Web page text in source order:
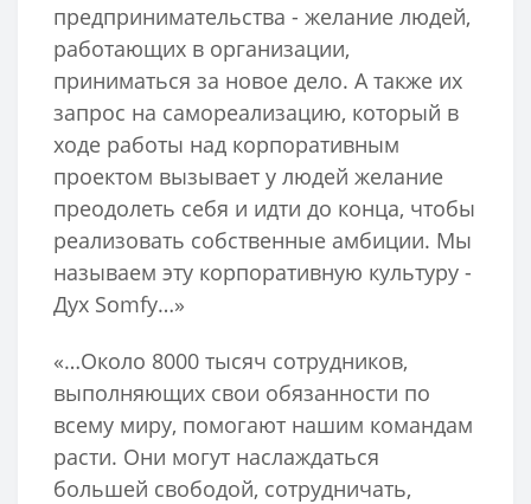
предпринимательства - желание людей,
работающих в организации,
приниматься за новое дело. А также их
запрос на самореализацию, который в
ходе работы над корпоративным
проектом вызывает у людей желание
преодолеть себя и идти до конца, чтобы
реализовать собственные амбиции. Мы
называем эту корпоративную культуру -
Дух Somfy…»
«…Около 8000 тысяч сотрудников,
выполняющих свои обязанности по
всему миру, помогают нашим командам
расти. Они могут наслаждаться
большей свободой, сотрудничать,